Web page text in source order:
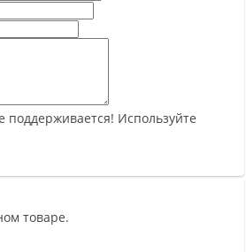
поддерживается! Используйте
товаре.